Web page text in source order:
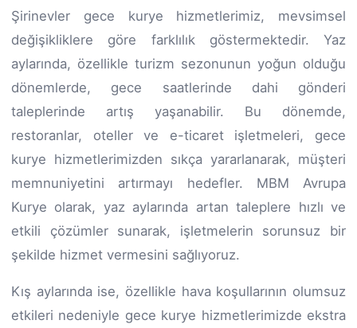
Şirinevler gece kurye hizmetlerimiz, mevsimsel
değişikliklere göre farklılık göstermektedir. Yaz
aylarında, özellikle turizm sezonunun yoğun olduğu
dönemlerde, gece saatlerinde dahi gönderi
taleplerinde artış yaşanabilir. Bu dönemde,
restoranlar, oteller ve e-ticaret işletmeleri, gece
kurye hizmetlerimizden sıkça yararlanarak, müşteri
memnuniyetini artırmayı hedefler. MBM Avrupa
Kurye olarak, yaz aylarında artan taleplere hızlı ve
etkili çözümler sunarak, işletmelerin sorunsuz bir
şekilde hizmet vermesini sağlıyoruz.
Kış aylarında ise, özellikle hava koşullarının olumsuz
etkileri nedeniyle gece kurye hizmetlerimizde ekstra